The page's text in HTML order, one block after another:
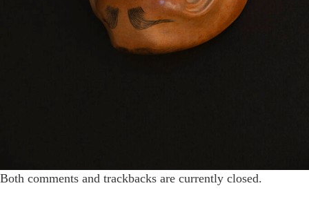
Both comments and trackbacks are currently closed.